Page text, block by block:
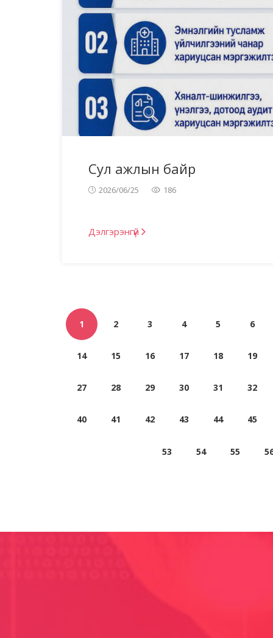
Сул ажлын байр
2026/06/25 186
Дэлгэрэнгүй
1 2 3 4 5 6
14 15 16 17 18 19
27 28 29 30 31 32
40 41 42 43 44 45
53 54 55